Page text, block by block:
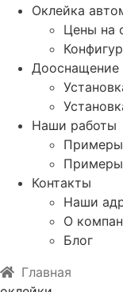
Оклейка
Цены на
Дооснащение
Наши работы
Примеры
Примеры
Контакты
Наши
О
Блог
Главная